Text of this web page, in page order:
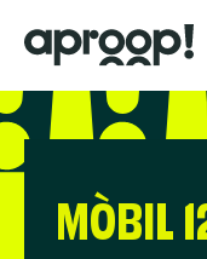
MÒBIL